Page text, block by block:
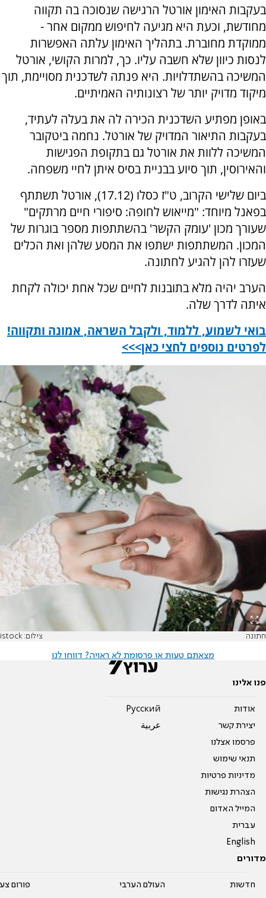
בעקבות האימון אורטל הרגישה שנסוכה בה תקווה
מחודשת, וכעת היא מגיעה לחיפוש ממקום אחר -
ממוקדת מחוברת. בתהליך האימון עלתה האפשרות
לנסות כיוון שלא חשבה עליו. כך, למרות הקושי, אורטל
המשיכה בהשתדלויות. היא פנתה לשדכנית מסויימת, תוך
מיקוד מדויק יותר של רצונותיה האמיתיים.
באופן מפתיע השדכנית הכירה לה את בעלה לעתיד,
בעקבות התיאור המדויק של אורטל. נחמה ביטקובר
המשיכה ללוות את אורטל גם בתקופת הפגישות
והאירוסין, תוך סיוע בבניית בסיס איתן לחיי משפחה.
ביום שלישי הקרוב, ט"ז כסלו (17.12), אורטל תשתתף
בפאנל מיוחד: "מייאוש לחופה: סיפורי חיים מרתקים"
שעורך מכון 'עומק הקשר' בהשתתפות מספר בוגרות של
המכון. המשתתפות ישתפו את המסע שלהן ואת הכלים
שעזרו להן להגיע לחתונה.
הערב יהיה מלא בתובנות לחיים שכל אחת יכולה לקחת
איתה לדרך שלה.
בואי לשמוע, ללמוד, ולקבל השראה, אמונה ותקווה!
לפרטים נוספים לחצי כאן>>>
חתונה צילום: istock
מצאתם טעות או פרסומת לא ראויה? דווחו לנו
פנו אלינו
אודות
יצירת קשר
פרסמו אצלנו
תנאי שימוש
מדיניות פרטיות
הצהרת נגישות
המייל האדום
עברית
English
Pусский
عربية
מדורים
חדשות
העולם הערבי
פורום